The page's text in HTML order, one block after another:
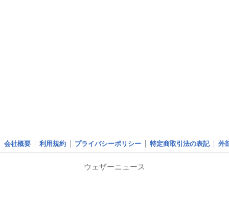
会社概要 利用規約 プライバシーポリシー 特定商取引法の表記 外
ウェザーニュース